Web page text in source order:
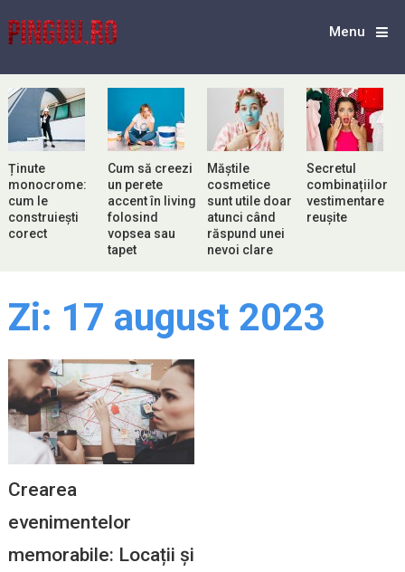
Menu
Ținute
monocrome:
cum le
construiești
corect
Cum să creezi
un perete
accent în living
folosind
vopsea sau
tapet
Măștile
cosmetice
sunt utile doar
atunci când
răspund unei
nevoi clare
Secretul
combinațiilor
vestimentare
reușite
Zi: 17 august 2023
Crearea
evenimentelor
memorabile: Locații și